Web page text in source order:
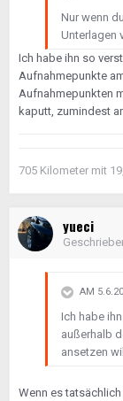
Nur wenn
Unterlagen
Ich habe ihn so
Aufnahmepunkte
Aufnahmepunkten
kaputt, zumindest
705 Kilometer mit
yueci
AM
Ich habe
außerhalb
ansetzen
Wenn es